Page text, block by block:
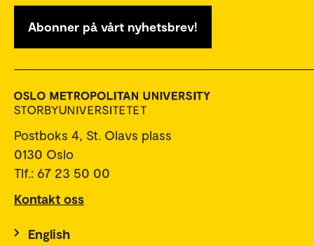
Abonner på vårt nyhetsbrev!
Postboks 4, St. Olavs plass
0130 Oslo
Tlf.: 67 23 50 00
Kontakt oss
English